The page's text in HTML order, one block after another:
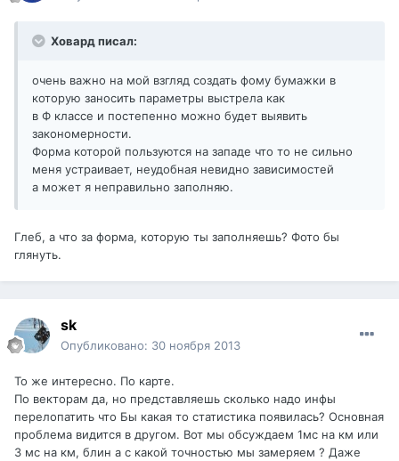
Ховард писал:
очень важно на мой взгляд создать фому бумажки в
которую заносить параметры выстрела как
в Ф классе и постепенно можно будет выявить
закономерности.
Форма которой пользуются на западе что то не сильно
меня устраивает, неудобная невидно зависимостей
а может я неправильно заполняю.
Глеб, а что за форма, которую ты заполняешь? Фото бы
глянуть.
sk
Опубликовано: 30 ноября 2013
То же интересно. По карте.
По векторам да, но представляешь сколько надо инфы
перелопатить что Бы какая то статистика появилась? Основная
проблема видится в другом. Вот мы обсуждаем 1мс на км или
3 мс на км, блин а с какой точностью мы замеряем ? Даже